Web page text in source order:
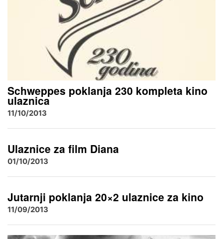
Schweppes poklanja 230 kompleta kino
ulaznica
11/10/2013
Ulaznice za film Diana
01/10/2013
Jutarnji poklanja 20×2 ulaznice za kino
11/09/2013